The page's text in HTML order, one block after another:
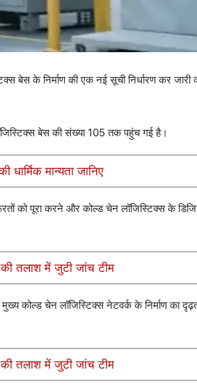
बेस के निर्माण की एक नई सूची निर्धारण कर जारी
बेस की संख्या 105 तक पहुंच गई है।
मान्यता जानिए
को पूरा करने और कोल्ड चेन लॉजिस्टिक्स के
तलाश में जुटी जांच टीम
कोल्ड चेन लॉजिस्टिक्स नेटवर्क के निर्माण का
तलाश में जुटी जांच टीम